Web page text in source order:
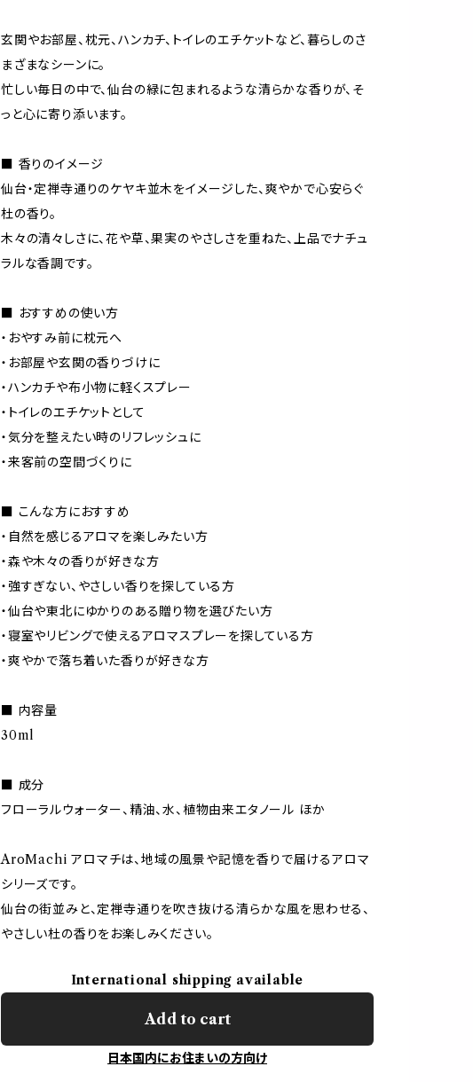
玄関やお部屋、枕元、ハンカチ、トイレのエチケットなど、暮らしのさ
まざまなシーンに。
忙しい毎日の中で、仙台の緑に包まれるような清らかな香りが、そ
っと心に寄り添います。
■ 香りのイメージ
仙台・定禅寺通りのケヤキ並木をイメージした、爽やかで心安らぐ
杜の香り。
木々の清々しさに、花や草、果実のやさしさを重ねた、上品でナチュ
ラルな香調です。
■ おすすめの使い方
・おやすみ前に枕元へ
・お部屋や玄関の香りづけに
・ハンカチや布小物に軽くスプレー
・トイレのエチケットとして
・気分を整えたい時のリフレッシュに
・来客前の空間づくりに
■ こんな方におすすめ
・自然を感じるアロマを楽しみたい方
・森や木々の香りが好きな方
・強すぎない、やさしい香りを探している方
・仙台や東北にゆかりのある贈り物を選びたい方
・寝室やリビングで使えるアロマスプレーを探している方
・爽やかで落ち着いた香りが好きな方
■ 内容量
30ml
■ 成分
フローラルウォーター、精油、水、植物由来エタノール ほか
AroMachi アロマチは、地域の風景や記憶を香りで届けるアロマ
シリーズです。
仙台の街並みと、定禅寺通りを吹き抜ける清らかな風を思わせる、
やさしい杜の香りをお楽しみください。
International shipping available
Add to cart
日本国内にお住まいの方向け